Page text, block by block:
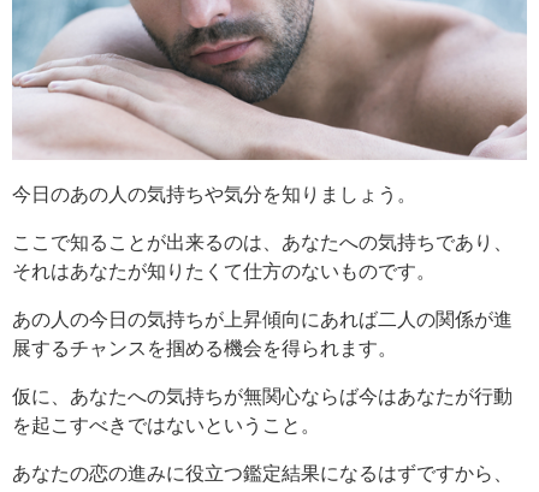
今日のあの人の気持ちや気分を知りましょう。
ここで知ることが出来るのは、あなたへの気持ちであり、
それはあなたが知りたくて仕方のないものです。
あの人の今日の気持ちが上昇傾向にあれば二人の関係が進
展するチャンスを掴める機会を得られます。
仮に、あなたへの気持ちが無関心ならば今はあなたが行動
を起こすべきではないということ。
あなたの恋の進みに役立つ鑑定結果になるはずですから、